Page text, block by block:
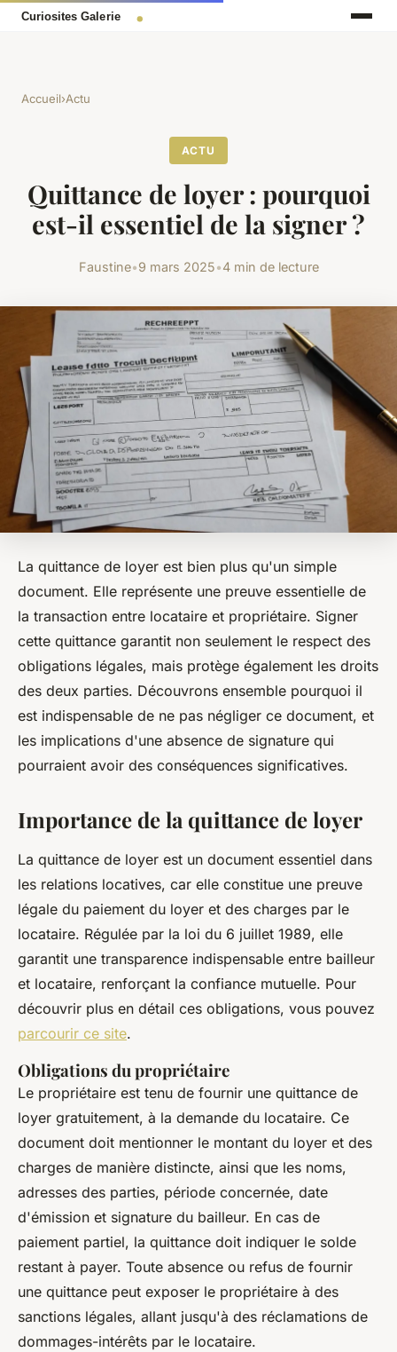
Accueil›Actu
ACTU
Quittance de loyer : pourquoi
est-il essentiel de la signer ?
Faustine•9 mars 2025•4 min de lecture
La quittance de loyer est bien plus qu'un simple
document. Elle représente une preuve essentielle de
la transaction entre locataire et propriétaire. Signer
cette quittance garantit non seulement le respect des
obligations légales, mais protège également les droits
des deux parties. Découvrons ensemble pourquoi il
est indispensable de ne pas négliger ce document, et
les implications d'une absence de signature qui
pourraient avoir des conséquences significatives.
Importance de la quittance de loyer
La quittance de loyer est un document essentiel dans
les relations locatives, car elle constitue une preuve
légale du paiement du loyer et des charges par le
locataire. Régulée par la loi du 6 juillet 1989, elle
garantit une transparence indispensable entre bailleur
et locataire, renforçant la confiance mutuelle. Pour
découvrir plus en détail ces obligations, vous pouvez
parcourir ce site.
Obligations du propriétaire
Le propriétaire est tenu de fournir une quittance de
loyer gratuitement, à la demande du locataire. Ce
document doit mentionner le montant du loyer et des
charges de manière distincte, ainsi que les noms,
adresses des parties, période concernée, date
d'émission et signature du bailleur. En cas de
paiement partiel, la quittance doit indiquer le solde
restant à payer. Toute absence ou refus de fournir
une quittance peut exposer le propriétaire à des
sanctions légales, allant jusqu'à des réclamations de
dommages-intérêts par le locataire.